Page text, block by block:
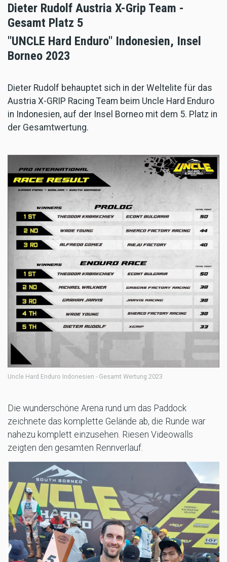
Dieter Rudolf Austria X-Grip Team -
Gesamt Platz 5
"UNCLE Hard Enduro" Indonesien, Insel
Borneo 2023
Dieter Rudolf behauptet sich in der Weltelite für das
Austria X-GRIP Racing Team beim Uncle Hard Enduro
in Indonesien, auf der Insel Borneo mit dem 5. Platz in
der Gesamtwertung.
Uncle Hard Enduro Indonesien - Gesamt Wertung 2023
Die wunderschöne Arena rund um das Paddock
zeichnete das komplette Gelände ab, die Runde war
nahezu komplett einzusehen. Riesen Videowalls
zeigten den gesamten Rennverlauf.